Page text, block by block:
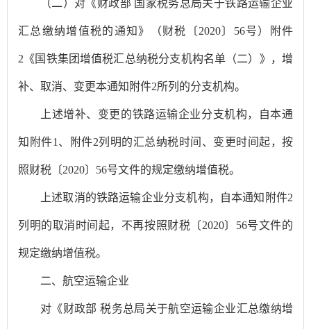
（二）对《财政部 国家税务总局关于铁路运输企业
汇总缴纳增值税的通知》（财税〔2020〕56号）附件
2《国铁集团增值税汇总纳税分支机构名单（二）》，增
补、取消、变更本通知附件2所列的分支机构。
上述增补、变更的铁路运输企业分支机构，自本通
知附件1、附件2列明的汇总纳税时间、变更时间起，按
照财税〔2020〕56号文件的规定缴纳增值税。
上述取消的铁路运输企业分支机构，自本通知附件2
列明的取消时间起，不再按照财税〔2020〕56号文件的
规定缴纳增值税。
二、航空运输企业
对《财政部 税务总局关于航空运输企业汇总缴纳增